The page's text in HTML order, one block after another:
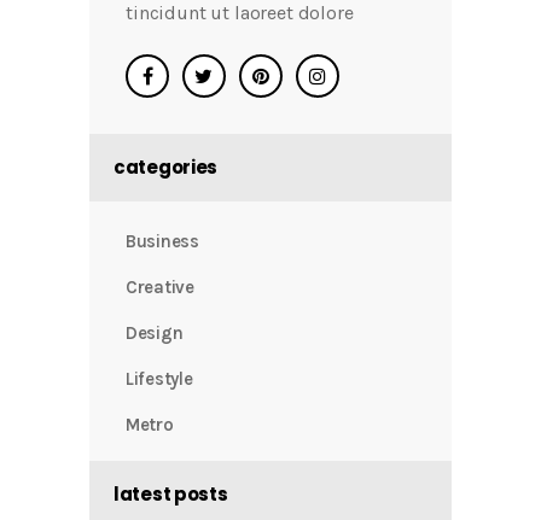
tincidunt ut laoreet dolore
categories
Business
Creative
Design
Lifestyle
Metro
latest posts